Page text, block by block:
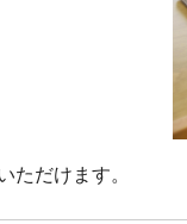
ただけます。